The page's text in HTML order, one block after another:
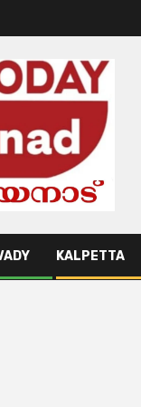
KALPETTA